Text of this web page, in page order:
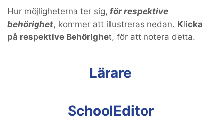
Hur möjligheterna ter sig, för respektive
behörighet, kommer att illustreras nedan. Klicka
på respektive Behörighet, för att notera detta.
Lärare
SchoolEditor